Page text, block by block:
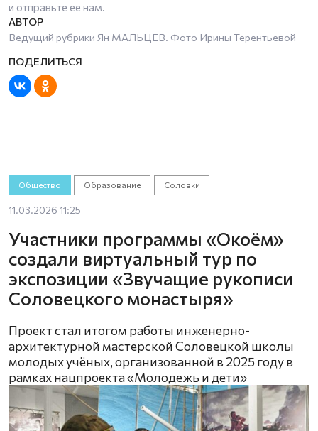
и отправьте ее нам.
Ведущий рубрики Ян МАЛЬЦЕВ. Фото Ирины Терентьевой
Общество Образование Соловки
11.03.2026 11:25
Участники программы «Окоём»
создали виртуальный тур по
экспозиции «Звучащие рукописи
Соловецкого монастыря»
Проект стал итогом работы инженерно-
архитектурной мастерской Соловецкой школы
молодых учёных, организованной в 2025 году в
рамках нацпроекта «Молодежь и дети»